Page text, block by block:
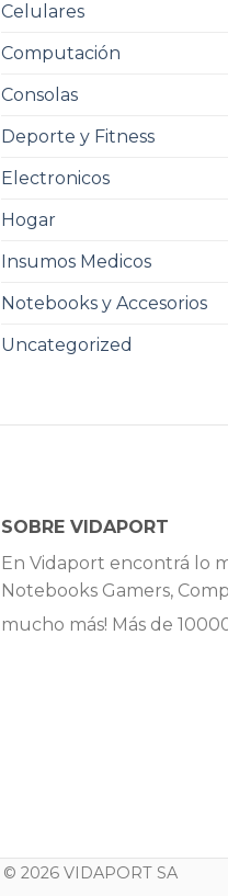
Celulares
Computación
Consolas
Deporte y Fitness
Electronicos
Hogar
Insumos Medicos
Notebooks y Accesorios
Uncategorized
SOBRE VIDAPORT
En Vidaport encontrá lo
Notebooks Gamers,
mucho más! Más de
© 2026 VIDAPORT SA